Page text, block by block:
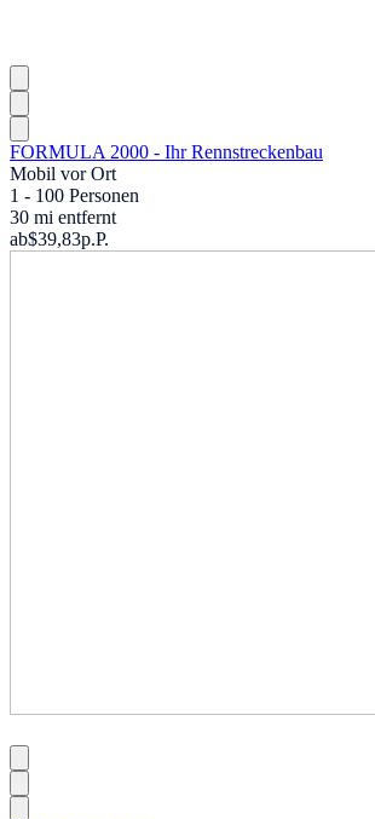
FORMULA 2000 - Ihr Rennstreckenbau
Mobil vor Ort
1 - 100 Personen
30 mi entfernt
ab$39,83p.P.